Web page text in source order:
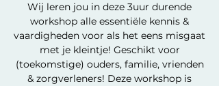
Wij leren jou in deze 3uur durende
workshop alle essentiële kennis &
vaardigheden voor als het eens misgaat
met je kleintje! Geschikt voor
(toekomstige) ouders, familie, vrienden
& zorgverleners! Deze workshop is